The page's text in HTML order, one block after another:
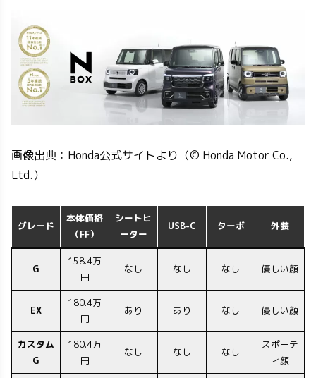
画像出典：Honda公式サイトより（© Honda Motor Co.,
Ltd.）
グレード
本体価格
（FF）
シートヒ
ーター
USB-C ターボ 外装
G
158.4万
円
なし なし なし 優しい顔
EX
180.4万
円
あり あり なし 優しい顔
カスタム
G
180.4万
円
なし なし なし
スポーテ
ィ顔